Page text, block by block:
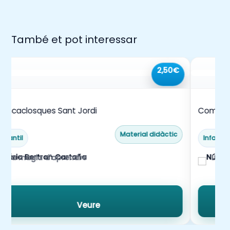
També et pot interessar
2,50€
Sant Jordi
Infantil Material didàctic
La màgia d'aprendre
Veure
Infantil
La